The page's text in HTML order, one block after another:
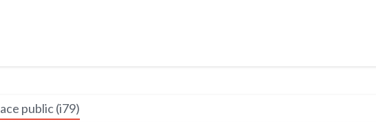
public (i79)